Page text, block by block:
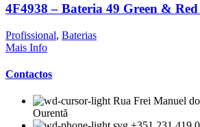
4F4938 – Bateria 49 Green &
Profissional, Baterias
Mais Info
Contactos
Rua Frei Manuel
Ourentã​